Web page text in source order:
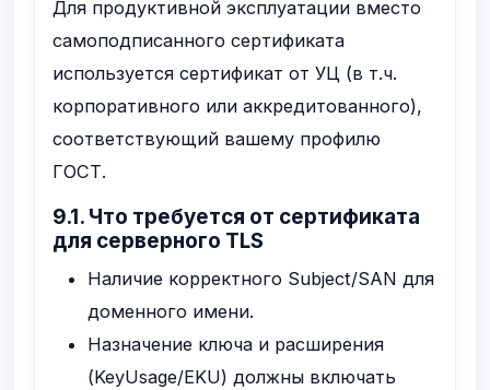
Для продуктивной эксплуатации вместо
самоподписанного сертификата
используется сертификат от УЦ (в т.ч.
корпоративного или аккредитованного),
соответствующий вашему профилю
ГОСТ.
9.1. Что требуется от сертификата
для серверного TLS
Наличие корректного Subject/SAN для
доменного имени.
Назначение ключа и расширения
(KeyUsage/EKU) должны включать